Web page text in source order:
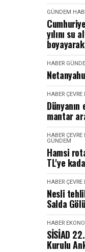
GÜNDEM
yılını su
HABER
HABER
mantar
HABER
GÜNDEM
Hamsi
TL'ye
HABER
Nesli
Salda
HABER
SİSİAD
Kurulu